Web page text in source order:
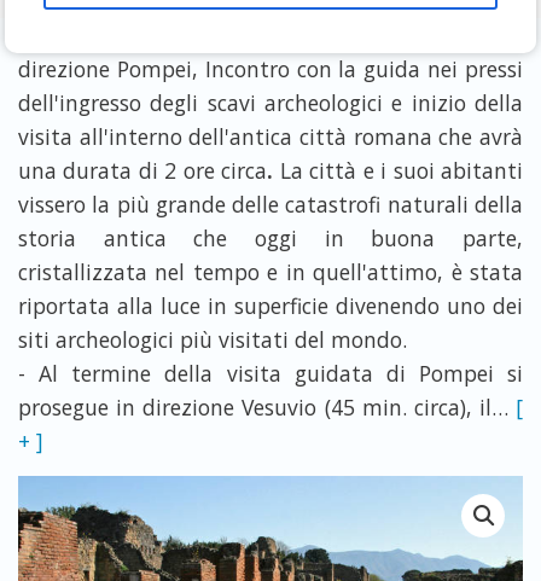
direzione Pompei, Incontro con la guida nei pressi
dell'ingresso degli scavi archeologici e inizio della
visita all'interno dell'antica città romana che avrà
una durata di 2 ore circa. La città e i suoi abitanti
vissero la più grande delle catastrofi naturali della
storia antica che oggi in buona parte,
cristallizzata nel tempo e in quell'attimo, è stata
riportata alla luce in superficie divenendo uno dei
siti archeologici più visitati del mondo.
- Al termine della visita guidata di Pompei si
prosegue in direzione Vesuvio (45 min. circa), il… [
+ ]